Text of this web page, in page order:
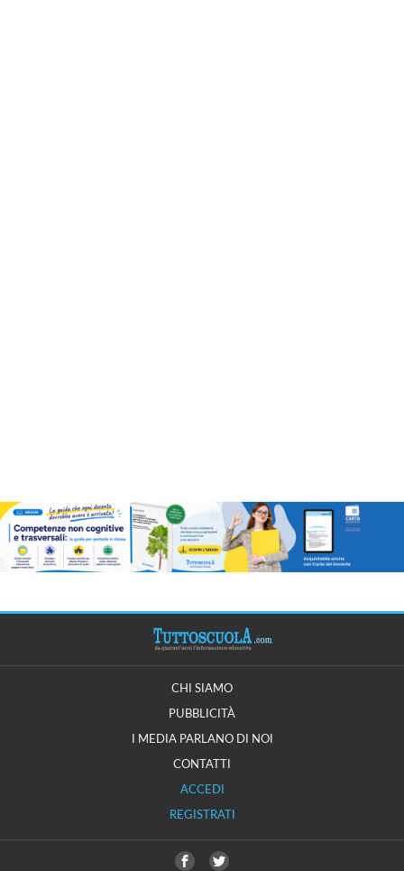
CHI SIAMO
PUBBLICITÀ
I MEDIA PARLANO DI NOI
CONTATTI
ACCEDI
REGISTRATI